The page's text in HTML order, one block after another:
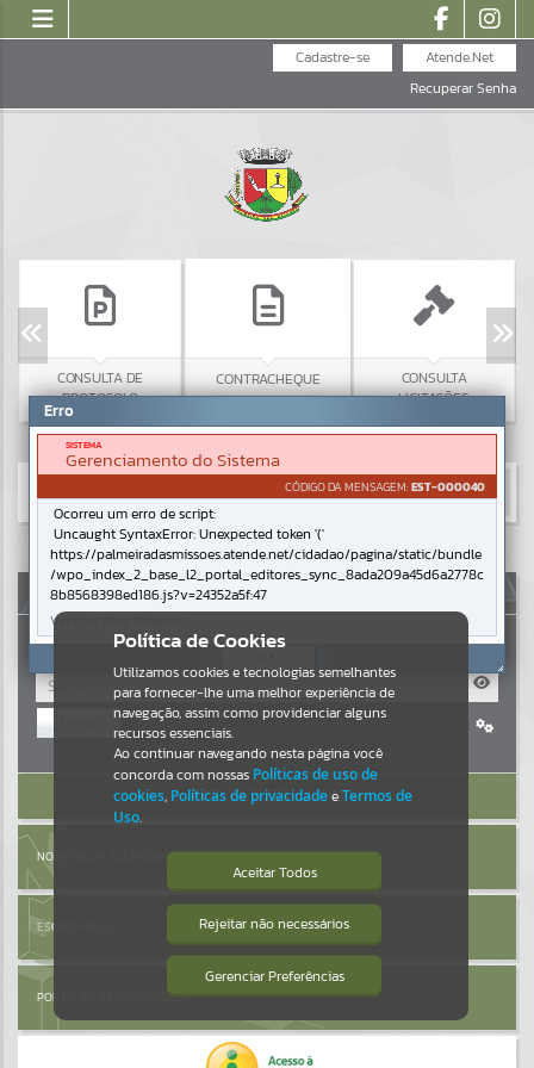
Atende.Net
Cadastre-se
Recuperar Senha
CONSULTA DE
PROTOCOLO
CONTRACHEQUE
CONSULTA
LICITAÇÕES
Resultados para""
Portais
Por favor, aguarde...
NOTÍCIAS
Por favor, aguarde...
Por favor, aguarde...
Por favor, aguarde...
AUTOATENDIMENTO
Cadastre-se|Recuperar Senha
ACESSAR SEM LOGIN
NOTA FISCAL ELETRÔNICA
ESCRITA FISCAL
PORTAL DA TRANSPARÊNCIA
Política de Cookies
Utilizamos cookies e tecnologias semelhantes
para fornecer-lhe uma melhor experiência de
navegação, assim como providenciar alguns
recursos essenciais.
Ao continuar navegando nesta página você
concorda com nossas Políticas de uso de
cookies, Políticas de privacidadeeTermos de
Uso.
Aceitar Todos
Rejeitar não necessários
Gerenciar Preferências
Isto significa que diversos recursos
providenciados poderão não estar
Erro
SISTEMA
Gerenciamento do Sistema
CÓDIGO DA MENSAGEM:EST-000040
Ocorreu um erro de script:
Uncaught SyntaxError: Unexpected token '('
https://palmeiradasmissoes.atende.net/cidadao/pagina/static/bundle
/wpo_index_2_base_l2_portal_editores_sync_8ada209a45d6a2778c
8b8568398ed186.js?v=24352a5f:47
Verificar Mais Detalhes